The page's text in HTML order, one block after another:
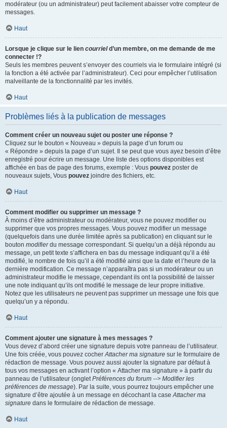
modérateur (ou un administrateur) peut facilement abaisser votre compteur de
messages.
Haut
Lorsque je clique sur le lien courrield’un membre, on me demande de me
connecter !?
Seuls les membres peuvent s’envoyer des courriels via le formulaire intégré (si
la fonction a été activée par l’administrateur). Ceci pour empêcher l’utilisation
malveillante de la fonctionnalité par les invités.
Haut
Problèmes liés à la publication de messages
Comment créer un nouveau sujet ou poster une réponse ?
Cliquez sur le bouton « Nouveau » depuis la page d’un forum ou
« Répondre » depuis la page d’un sujet. Il se peut que vous ayez besoin d’être
enregistré pour écrire un message. Une liste des options disponibles est
affichée en bas de page des forums, exemple : Vous pouvez poster de
nouveaux sujets, Vous pouvez joindre des fichiers, etc.
Haut
Comment modifier ou supprimer un message ?
À moins d’être administrateur ou modérateur, vous ne pouvez modifier ou
supprimer que vos propres messages. Vous pouvez modifier un message
(quelquefois dans une durée limitée après sa publication) en cliquant sur le
bouton modifierdu message correspondant. Si quelqu’un a déjà répondu au
message, un petit texte s’affichera en bas du message indiquant qu’il a été
modifié, le nombre de fois qu’il a été modifié ainsi que la date et l’heure de la
dernière modification. Ce message n’apparaîtra pas si un modérateur ou un
administrateur modifie le message, cependant ils ont la possibilité de laisser
une note indiquant qu’ils ont modifié le message de leur propre initiative.
Notez que les utilisateurs ne peuvent pas supprimer un message une fois que
quelqu’un y a répondu.
Haut
Comment ajouter une signature à mes messages ?
Vous devez d’abord créer une signature depuis votre panneau de l’utilisateur.
Une fois créée, vous pouvez cocherAttacher ma signature sur le formulaire de
rédaction de message. Vous pouvez aussi ajouter la signature par défaut à
tous vos messages en activant l’option « Attacher ma signature » à partir du
panneau de l’utilisateur (ongletPréférences du forum --> Modifier les
préférences de message). Par la suite, vous pourrez toujours empêcher une
signature d’être ajoutée à un message en décochant la caseAttacher ma
signature dans le formulaire de rédaction de message.
Haut